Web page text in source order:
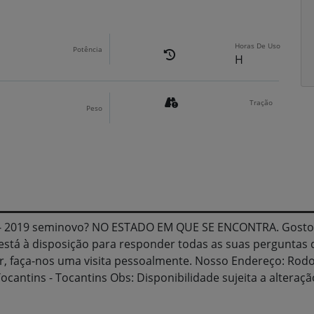
Potência Horas De Uso
H
Peso
Tração
2019 seminovo? NO ESTADO EM QUE SE ENCONTRA.
à disposição para responder todas as suas
faça-nos uma visita pessoalmente. Nosso Endereço:
- Tocantins Obs: Disponibilidade sujeita a